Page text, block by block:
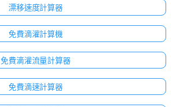
漂移速度計算器
免費滴灌計算機
免費滴灌流量計算器
免費滴速計算器